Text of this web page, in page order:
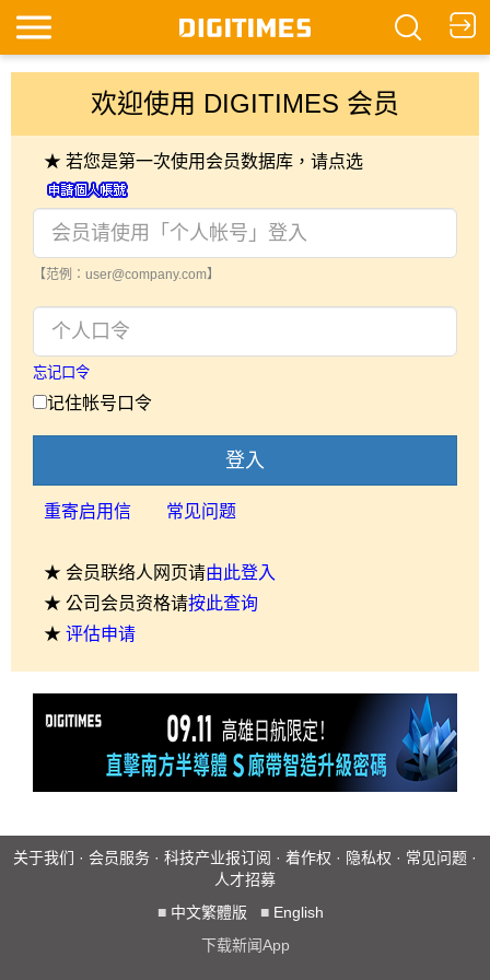
欢迎使用 DIGITIMES 会员
★ 若您是第一次使用会员数据库，请点选
【范例：user@company.com】
忘记口令
记住帐号口令
登入
重寄启用信 常见问题
★ 会员联络人网页请由此登入
★ 公司会员资格请按此查询
★ 评估申请
关于我们 · 会员服务 · 科技产业报订阅 · 着作权 · 隐私权 · 常见问题 ·
人才招募
■ 中文繁體版 ■ English
下载新闻App